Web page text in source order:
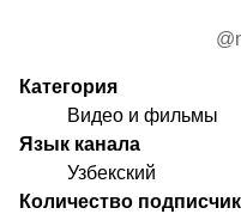
Категория
Видео и фильмы
Язык канала
Узбекский
Количество